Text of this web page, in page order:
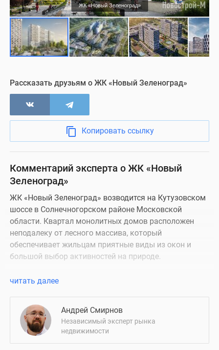
ЖК «Новый Зеленоград»
Ход строительства
Съемки с воздуха
Рассказать друзьям о ЖК «Новый Зеленоград»
Копировать ссылку
Комментарий эксперта о ЖК «Новый
Зеленоград»
ЖК «Новый Зеленоград» возводится на Кутузовском
шоссе в Солнечногорском районе Московской
области. Квартал монолитных домов расположен
неподалеку от лесного массива, который
обеспечивает жильцам приятные виды из окон и
большой выбор активностей на природе.
Надежность застройщика
Застройщик комплекса — компания Икон — хорошо
зарекомендовала себя в Московском регионе.
Девелопер выполняет полный цикл строительных
работ, благодаря чему ему удается контролировать
каждый этап строительства и соблюдать сроки
читать далее
Андрей Смирнов
Независимый эксперт рынка
недвижимости